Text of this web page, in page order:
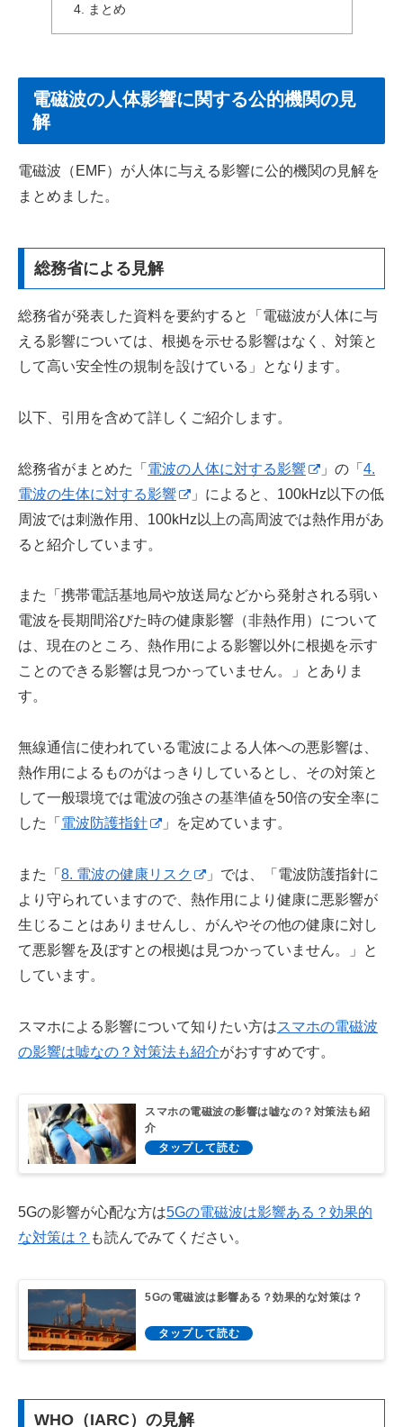
まとめ
電磁波の人体影響に関する公的機関の見
解
電磁波（EMF）が人体に与える影響に公的機関の見解を
まとめました。
総務省による見解
総務省が発表した資料を要約すると「電磁波が人体に与
える影響については、根拠を示せる影響はなく、対策と
して高い安全性の規制を設けている」となります。
以下、引用を含めて詳しくご紹介します。
総務省がまとめた「 電波の人体に対する影響 」の「 4.
電波の生体に対する影響
」によると、100kHz以下の低
周波では刺激作用、100kHz以上の高周波では熱作用があ
ると紹介しています。
また「携帯電話基地局や放送局などから発射される弱い
電波を長期間浴びた時の健康影響（非熱作用）について
は、現在のところ、熱作用による影響以外に根拠を示す
ことのできる影響は見つかっていません。」とありま
す。
無線通信に使われている電波による人体への悪影響は、
熱作用によるものがはっきりしているとし、その対策と
して一般環境では電波の強さの基準値を50倍の安全率に
した「 電波防護指針 」を定めています。
また「 8. 電波の健康リスク
」では、「電波防護指針に
より守られていますので、熱作用により健康に悪影響が
生じることはありませんし、がんやその他の健康に対し
て悪影響を及ぼすとの根拠は見つかっていません。」と
しています。
スマホによる影響について知りたい方はスマホの電磁波
の影響は嘘なの？対策法も紹介がおすすめです。
スマホの電磁波の影響は嘘なの？対策法も紹
介
5Gの影響が心配な方は5Gの電磁波は影響ある？効果的
な対策は？ も読んでみてください。
5Gの電磁波は影響ある？効果的な対策は？
WHO（IARC）の見解